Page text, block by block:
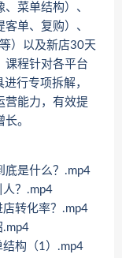
菜单结构）、
单、复购）、
）以及新店30天
课程针对各平台
行专项拆解，
营能力，有效提
。
底是什么？.mp4
？.mp4
转化率？.mp4
.mp4
构（1）.mp4